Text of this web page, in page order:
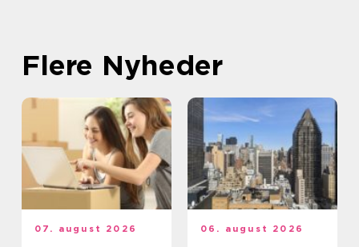
Flere Nyheder
07. august 2026 06. august 2026